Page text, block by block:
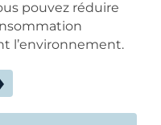
pouvez réduire
l’environnement.